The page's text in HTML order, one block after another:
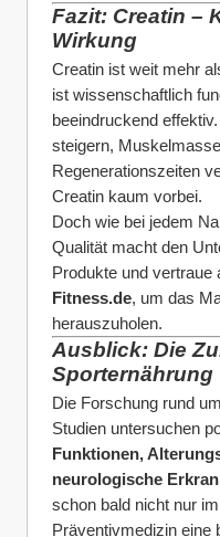
Fazit: Creatin –
Wirkung
Creatin ist weit mehr
ist wissenschaftlich
beeindruckend
steigern,
Regenerationszeiten
Creatin kaum vorbei.
Doch wie bei jedem
Qualität macht den
Produkte und vertraue
Fitness.de, um das
herauszuholen.
Ausblick: Die
Sporternährung
Die Forschung rund
Studien untersuchen
Funktionen,
neurologische
schon bald nicht nur
Präventivmedizin eine